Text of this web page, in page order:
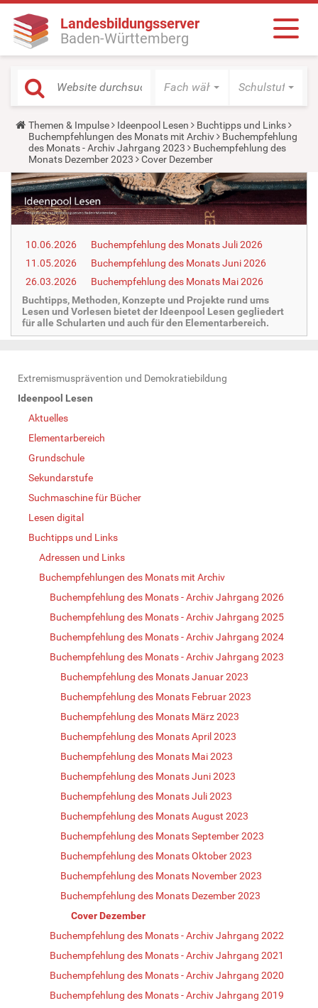
Landesbildungsserver
Baden-Württemberg
Fach wählen Schulstufe
Y
o
u
a
r
e
h
e
r
e
Themen & Impulse Ideenpool Lesen
Buchtipps und Links
Buchempfehlungen des Monats mit Archiv
Buchempfehlung
des Monats - Archiv Jahrgang 2023
Buchempfehlung des
Monats Dezember 2023
Cover Dezember
10.06.2026
Buchempfehlung des Monats Juli 2026
11.05.2026
Buchempfehlung des Monats Juni 2026
26.03.2026
Buchempfehlung des Monats Mai 2026
Buchtipps, Methoden, Konzepte und Projekte rund ums
Lesen und Vorlesen bietet der Ideenpool Lesen gegliedert
für alle Schularten und auch für den Elementarbereich.
N
a
Extremismusprävention und Demokratiebildung
Ideenpool Lesen
Aktuelles
Elementarbereich
Grundschule
Sekundarstufe
Suchmaschine für Bücher
Lesen digital
Buchtipps und Links
Adressen und Links
Buchempfehlungen des Monats mit Archiv
Buchempfehlung des Monats - Archiv Jahrgang 2026
Buchempfehlung des Monats - Archiv Jahrgang 2025
Buchempfehlung des Monats - Archiv Jahrgang 2024
Buchempfehlung des Monats - Archiv Jahrgang 2023
Buchempfehlung des Monats Januar 2023
Buchempfehlung des Monats Februar 2023
Buchempfehlung des Monats März 2023
Buchempfehlung des Monats April 2023
Buchempfehlung des Monats Mai 2023
Buchempfehlung des Monats Juni 2023
Buchempfehlung des Monats Juli 2023
Buchempfehlung des Monats August 2023
Buchempfehlung des Monats September 2023
Buchempfehlung des Monats Oktober 2023
Buchempfehlung des Monats November 2023
Buchempfehlung des Monats Dezember 2023
Cover Dezember
Buchempfehlung des Monats - Archiv Jahrgang 2022
Buchempfehlung des Monats - Archiv Jahrgang 2021
Buchempfehlung des Monats - Archiv Jahrgang 2020
Buchempfehlung des Monats - Archiv Jahrgang 2019